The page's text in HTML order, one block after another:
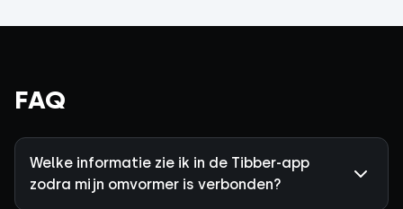
FAQ
Welke informatie zie ik in de Tibber-app
zodra mijn omvormer is verbonden?